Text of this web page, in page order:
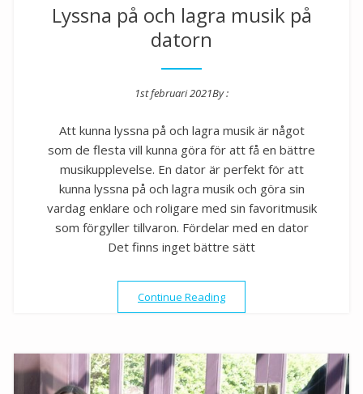
Lyssna på och lagra musik på
datorn
1st februari 2021By :
Att kunna lyssna på och lagra musik är något
som de flesta vill kunna göra för att få en bättre
musikupplevelse. En dator är perfekt för att
kunna lyssna på och lagra musik och göra sin
vardag enklare och roligare med sin favoritmusik
som förgyller tillvaron. Fördelar med en dator
Det finns inget bättre sätt
Continue Reading”Lyssna på och lagra musik